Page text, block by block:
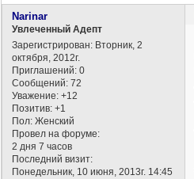
Narinar
Увлеченный Адепт
Зарегистрирован: Вторник, 2
октября, 2012г.
Приглашений: 0
Сообщений: 72
Уважение: +12
Позитив: +1
Пол: Женский
Провел на форуме:
2 дня 7 часов
Последний визит:
Понедельник, 10 июня, 2013г. 14:45